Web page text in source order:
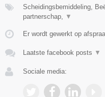
Scheidingsbemiddeling,
partnerschap,
▼
Er wordt gewerkt op
Laatste facebook posts ▼
Sociale media: